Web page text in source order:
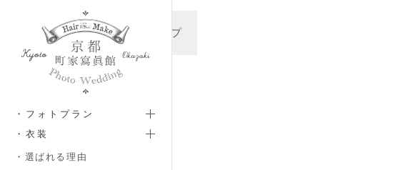
メインコンテンツへスキップ
・フォトプラン
・衣装
・選ばれる理由